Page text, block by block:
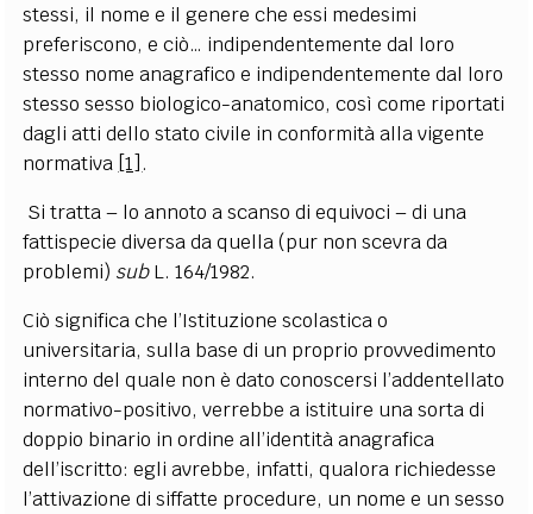
stessi, il nome e il genere che essi medesimi
preferiscono, e ciò… indipendentemente dal loro
stesso nome anagrafico e indipendentemente dal loro
stesso sesso biologico-anatomico, così come riportati
dagli atti dello stato civile in conformità alla vigente
normativa [1] .
Si tratta – lo annoto a scanso di equivoci – di una
fattispecie diversa da quella (pur non scevra da
problemi) subL. 164/1982.
Ciò significa che l’Istituzione scolastica o
universitaria, sulla base di un proprio provvedimento
interno del quale non è dato conoscersi l’addentellato
normativo-positivo, verrebbe a istituire una sorta di
doppio binario in ordine all’identità anagrafica
dell’iscritto: egli avrebbe, infatti, qualora richiedesse
l’attivazione di siffatte procedure, un nome e un sesso